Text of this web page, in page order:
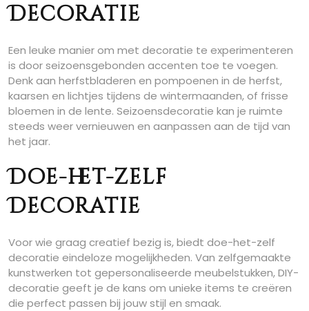
Decoratie
Een leuke manier om met decoratie te experimenteren
is door seizoensgebonden accenten toe te voegen.
Denk aan herfstbladeren en pompoenen in de herfst,
kaarsen en lichtjes tijdens de wintermaanden, of frisse
bloemen in de lente. Seizoensdecoratie kan je ruimte
steeds weer vernieuwen en aanpassen aan de tijd van
het jaar.
Doe-het-zelf
Decoratie
Voor wie graag creatief bezig is, biedt doe-het-zelf
decoratie eindeloze mogelijkheden. Van zelfgemaakte
kunstwerken tot gepersonaliseerde meubelstukken, DIY-
decoratie geeft je de kans om unieke items te creëren
die perfect passen bij jouw stijl en smaak.